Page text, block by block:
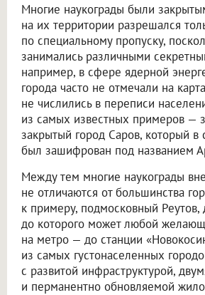
Многие наукограды были
на их территории разрешался
по специальному пропуску,
занимались различными
например, в сфере ядерной
города часто не отмечали на
не числились в переписи
из самых известных примеров —
закрытый город Саров, который в
был зашифрован под названием
Между тем многие наукограды
не отличаются от большинства
к примеру, подмосковный Реутов,
до которого может любой
на метро — до станции
из самых густонаселенных
с развитой инфраструктурой,
и перманентно обновляемой